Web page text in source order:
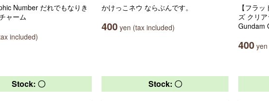
Number だれでもなりき
ャーム
included)
かけっこネウ ならぶんです。
400 yen (tax included)
【フラ
ズ クリ
Gundam
400
Stock: 〇 Stock: 〇